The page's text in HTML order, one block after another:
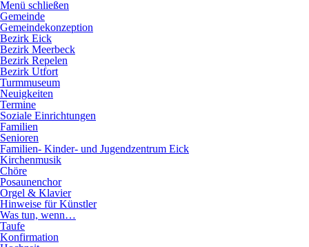
Direkt
zum
Inhalt
Menü schließen
Hauptnavigation
Gemeinde
Gemeindekonzeption
Bezirk Eick
Bezirk Meerbeck
Bezirk Repelen
Bezirk Utfort
Turmmuseum
Neuigkeiten
Termine
Soziale Einrichtungen
Familien
Senioren
Familien- Kinder- und Jugendzentrum Eick
Kirchenmusik
Chöre
Posaunenchor
Orgel & Klavier
Hinweise für Künstler
Was tun, wenn…
Taufe
Konfirmation